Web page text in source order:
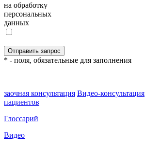
на обработку
персональных
данных
* - поля, обязательные для заполнения
заочная консультация Видео-консультация
пациентов
Глоссарий
Видео